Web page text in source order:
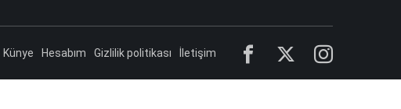
Künye Hesabım Gizlilik politikası İletişim